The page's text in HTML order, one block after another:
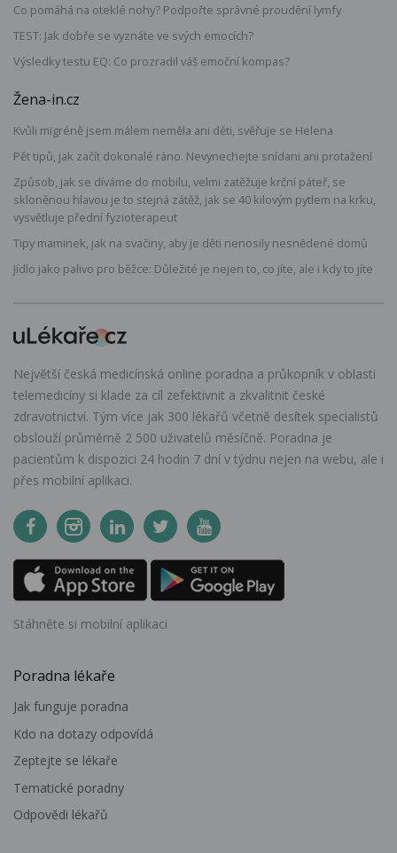
Co pomáhá na oteklé nohy? Podpořte správné proudění lymfy
TEST: Jak dobře se vyznáte ve svých emocích?
Výsledky testu EQ: Co prozradil váš emoční kompas?
Žena-in.cz
Kvůli migréně jsem málem neměla ani děti, svěřuje se Helena
Pět tipů, jak začít dokonalé ráno. Nevynechejte snídani ani protažení
Způsob, jak se díváme do mobilu, velmi zatěžuje krční páteř, se
skloněnou hlavou je to stejná zátěž, jak se 40 kilovým pytlem na krku,
vysvětluje přední fyzioterapeut
Tipy maminek, jak na svačiny, aby je děti nenosily nesnědené domů
Jídlo jako palivo pro běžce: Důležité je nejen to, co jíte, ale i kdy to jíte
Největší česká medicínská online poradna a průkopník v oblasti
telemedicíny si klade za cíl zefektivnit a zkvalitnit české
zdravotnictví. Tým více jak 300 lékařů včetně desítek specialistů
obslouží průměrně 2 500 uživatelů měsíčně. Poradna je
pacientům k dispozici 24 hodin 7 dní v týdnu nejen na webu, ale i
přes mobilní aplikaci.
Stáhněte si mobilní aplikaci
Poradna lékaře
Jak funguje poradna
Kdo na dotazy odpovídá
Zeptejte se lékaře
Tematické poradny
Odpovědi lékařů